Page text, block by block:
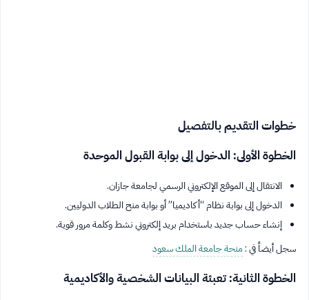
خطوات التقديم بالتفصيل
الخطوة الأولى: الدخول إلى بوابة القبول الموحدة
الانتقال إلى الموقع الإلكتروني الرسمي لجامعة جازان.
الدخول إلى بوابة نظام “أكاديميا” أو بوابة منح الطلاب الدوليين.
إنشاء حساب جديد باستخدام بريد إلكتروني نشط وكلمة مرور قوية.
سجل أيضاً في :منحة جامعة الملك سعود
الخطوة الثانية: تعبئة البيانات الشخصية والأكاديمية